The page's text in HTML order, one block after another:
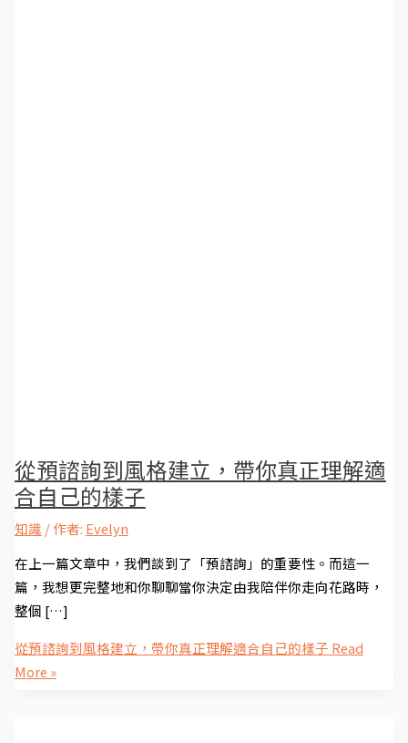
從預諮詢到風格建立，帶你真正理解適
合自己的樣子
知識 / 作者: Evelyn
在上一篇文章中，我們談到了「預諮詢」的重要性。而這一
篇，我想更完整地和你聊聊當你決定由我陪伴你走向花路時，
整個 […]
從預諮詢到風格建立，帶你真正理解適合自己的樣子 Read
More »